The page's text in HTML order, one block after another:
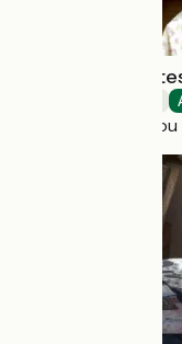
Chambres
Segré-en-Anjou